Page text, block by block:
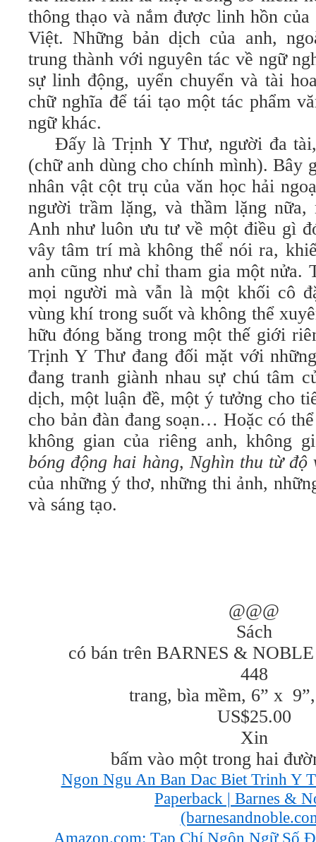
thông thạo và nắm được linh hồn
Việt. Những bản dịch của anh,
trung thành với nguyên tác về ngữ
sự linh động, uyển chuyển và tài
chữ nghĩa để tái tạo một tác phẩm
ngữ khác.
Đấy là Trịnh Y Thư, người đa
(chữ anh dùng cho chính mình). Bây
nhân vật cột trụ của văn học hải
người trầm lặng, và thầm lặng nữa,
Anh như luôn ưu tư về một điều gì
vây tâm trí mà không thể nói ra,
anh cũng như chỉ tham gia một nửa.
mọi người mà vẫn là một khối cô
vùng khí trong suốt và không thể
hữu đóng băng trong một thế giới
Trịnh Y Thư đang đối mặt với
đang tranh giành nhau sự chú tâm
dịch, một luận đề, một ý tưởng cho
cho bản đàn đang soạn… Hoặc có
không gian của riêng anh, không
bóng động hai hàng, Nghìn thu từ độ
của những ý thơ, những thi ảnh,
và sáng tạo.
@@@
Sách
có bán trên BARNES &
448
trang, bìa mềm, 6” x
US$25.00
Xin
bấm vào một trong hai
Ngon Ngu An Ban Dac Biet Trinh Y
Paperback | Barnes &
Amazon.com: Tạp Chí Ngôn Ngữ Số